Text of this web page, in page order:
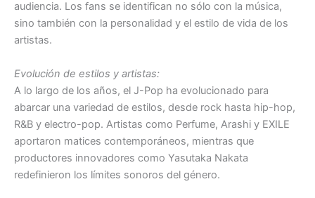
audiencia. Los fans se identifican no sólo con la música,
sino también con la personalidad y el estilo de vida de los
artistas.
Evolución de estilos y artistas:
A lo largo de los años, el J-Pop ha evolucionado para
abarcar una variedad de estilos, desde rock hasta hip-hop,
R&B y electro-pop. Artistas como Perfume, Arashi y EXILE
aportaron matices contemporáneos, mientras que
productores innovadores como Yasutaka Nakata
redefinieron los límites sonoros del género.